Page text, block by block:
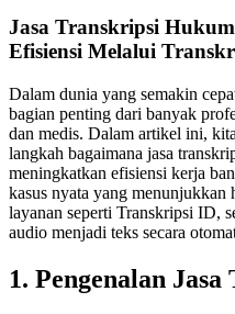
Jasa Transkripsi
Efisiensi Melalui
Dalam dunia yang semakin
bagian penting dari banyak
dan medis. Dalam artikel ini,
langkah bagaimana jasa
meningkatkan efisiensi kerja
kasus nyata yang menunjukkan
layanan seperti Transkripsi ID,
audio menjadi teks secara
1. Pengenalan